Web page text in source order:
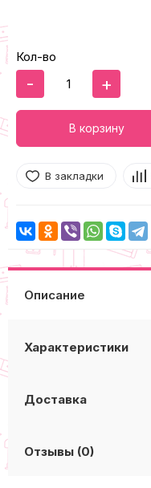
Кол-во
- +
В корзину
В закладки
Описание
Характеристики
Доставка
Отзывы (0)